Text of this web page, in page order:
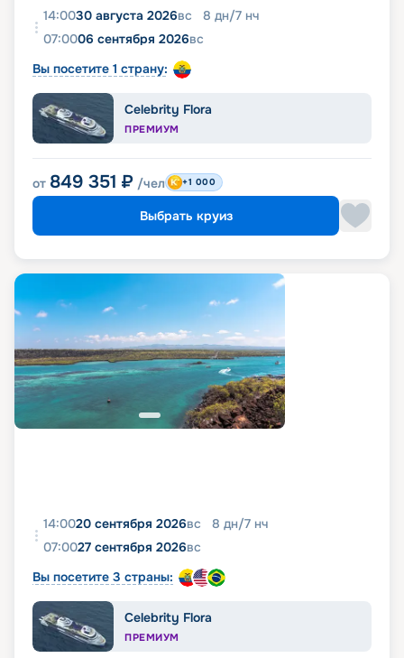
14:0030 августа 2026вс 8 дн/7 нч
07:0006 сентября 2026вс
Вы посетите 1 страну:
Celebrity Flora
ПРЕМИУМ
от 849 351 ₽ /чел +1 000
Выбрать круиз
14:0020 сентября 2026вс 8 дн/7 нч
07:0027 сентября 2026вс
Вы посетите 3 страны:
Celebrity Flora
ПРЕМИУМ